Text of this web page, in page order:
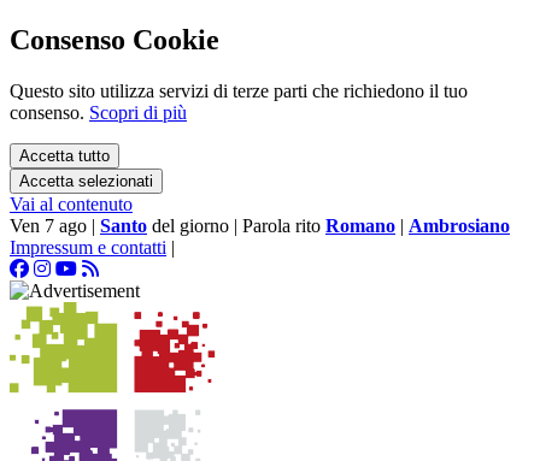
Consenso Cookie
Questo sito utilizza servizi di terze parti che richiedono il tuo
consenso. Scopri di più
Accetta tutto
Accetta selezionati
Vai al contenuto
Ven 7 ago | Santo del giorno | Parola rito Romano | Ambrosiano
Impressum e contatti |